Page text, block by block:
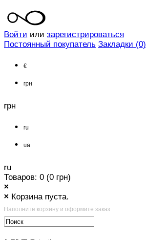
Войти или зарегистрироваться
Постоянный покупатель Закладки (0)
€
грн
грн
ru
ua
ru
Товаров: 0 (0 грн)
×
× Корзина пуста.
Наполните корзину и оформите заказ